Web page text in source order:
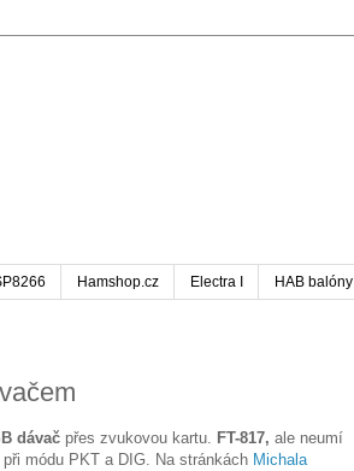
Hamshop.cz Electra I HAB balóny
dávač přes zvukovou kartu. FT-817, ale neumí
módu PKT a DIG. Na stránkách Michala